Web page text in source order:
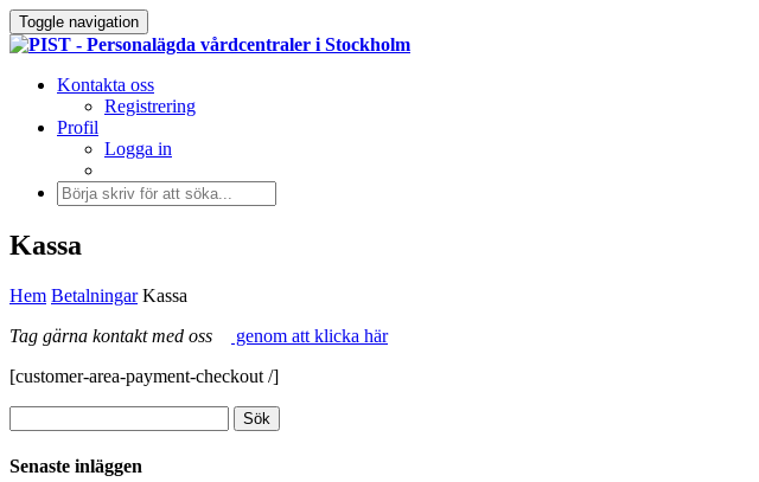
Toggle navigation
Kontakta oss
Registrering
Profil
Logga in
Kassa
Hem Betalningar Kassa
Tag gärna kontakt med oss
genom att klicka här
[customer-area-payment-checkout /]
Senaste inläggen